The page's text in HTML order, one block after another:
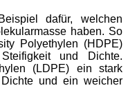
dafür, welchen
haben. So
Polyethylen (HDPE)
und Dichte.
(LDPE) ein stark
und ein weicher